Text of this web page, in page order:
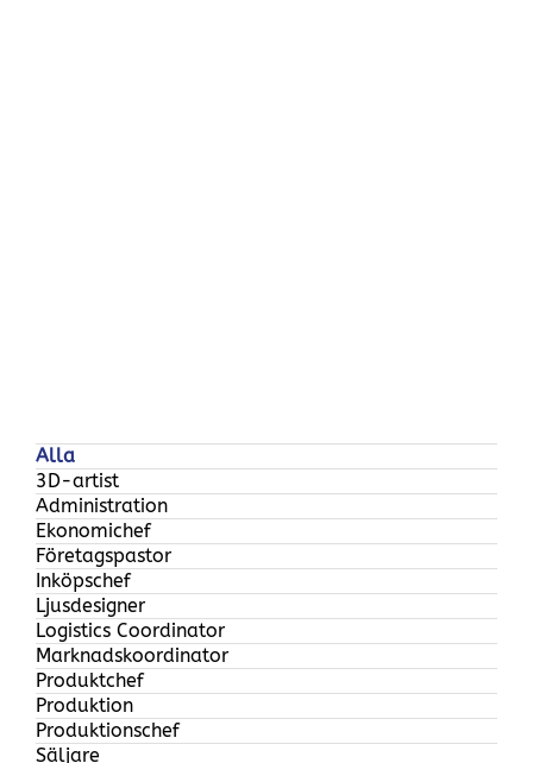
Alla
3D-artist
Administration
Ekonomichef
Företagspastor
Inköpschef
Ljusdesigner
Logistics Coordinator
Marknadskoordinator
Produktchef
Produktion
Produktionschef
Säljare